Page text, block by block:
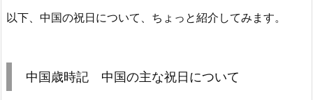
以下、中国の祝日について、ちょっと紹介してみます。
中国歳時記 中国の主な祝日について